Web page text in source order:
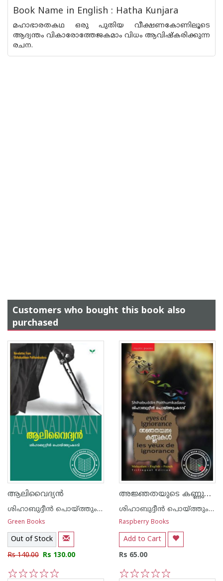
Book Name in English : Hatha Kunjara
മഹാഭാരതകഥ ഒരു പുതിയ വീക്ഷണകോണിലൂടെ
ആദ്യന്തം വികാരോത്തേജകമാം വിധം ആവിഷ്കരിക്കുന്ന
രചന.
Customers who bought this book also
purchased
ആലിവൈദ്യ‌ന്‍
ശിഹാബുദ്ദീന്‍ പൊയ്ത്തുംകടവ്
Green Books
Out of Stock
Rs 140.00 Rs 130.00
അജ്ഞതയുടെ കണ്ണുകള്‍
ശിഹാബുദ്ദീന്‍ പൊയ്ത്തുംകടവ്
Raspberry Books
Add to Cart
Rs 65.00